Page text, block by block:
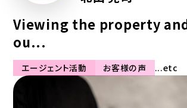
Viewing the property
ou...
エージェント活動 お客様の声 ...etc